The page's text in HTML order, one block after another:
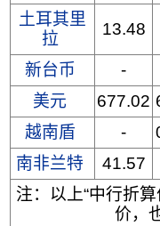
土耳其里
拉
13.48
新台币 -
美元
677.02
越南盾
-
南非兰特
41.57
注：以上“中行折
价，